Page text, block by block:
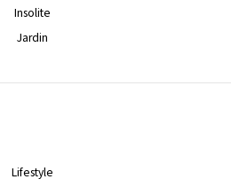
Insolite
Jardin
Lifestyle